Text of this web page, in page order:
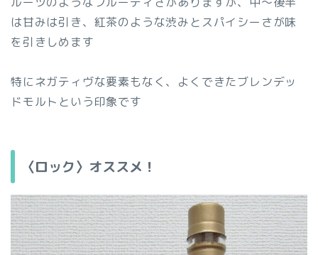
は甘みは引き、紅茶のような渋みとスパイシーさが味
を引きしめます
特にネガティヴな要素もなく、よくできたブレンデッ
ドモルトという印象です
〈ロック〉オススメ！